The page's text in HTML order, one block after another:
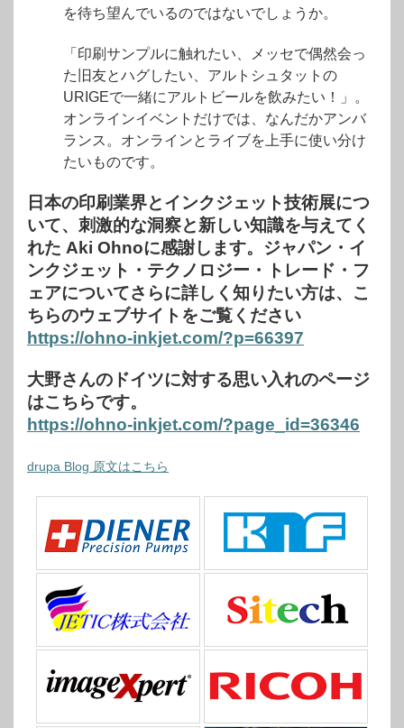
を待ち望んでいるのではないでしょうか。
「印刷サンプルに触れたい、メッセで偶然会っ
た旧友とハグしたい、アルトシュタットの
URIGEで一緒にアルトビールを飲みたい！」。
オンラインイベントだけでは、なんだかアンバ
ランス。オンラインとライブを上手に使い分け
たいものです。
日本の印刷業界とインクジェット技術展につ
いて、刺激的な洞察と新しい知識を与えてく
れた Aki Ohnoに感謝します。ジャパン・イ
ンクジェット・テクノロジー・トレード・フ
ェアについてさらに詳しく知りたい方は、こ
ちらのウェブサイトをご覧ください
https://ohno-inkjet.com/?p=66397
大野さんのドイツに対する思い入れのページ
はこちらです。
https://ohno-inkjet.com/?page_id=36346
drupa Blog 原文はこちら